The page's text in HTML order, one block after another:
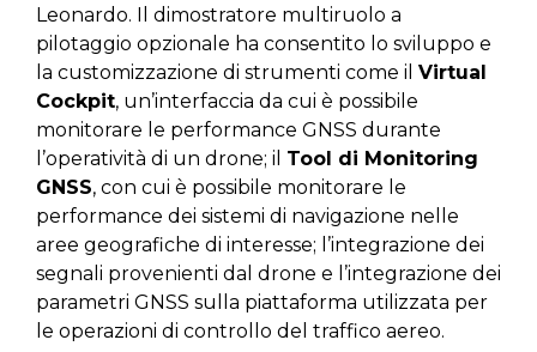
Leonardo. Il dimostratore multiruolo a
pilotaggio opzionale ha consentito lo sviluppo e
la customizzazione di strumenti come il Virtual
Cockpit, un’interfaccia da cui è possibile
monitorare le performance GNSS durante
l’operatività di un drone; il Tool di Monitoring
GNSS, con cui è possibile monitorare le
performance dei sistemi di navigazione nelle
aree geografiche di interesse; l’integrazione dei
segnali provenienti dal drone e l’integrazione dei
parametri GNSS sulla piattaforma utilizzata per
le operazioni di controllo del traffico aereo.